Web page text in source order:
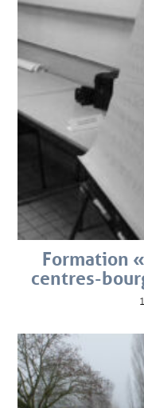
Formation
centres-